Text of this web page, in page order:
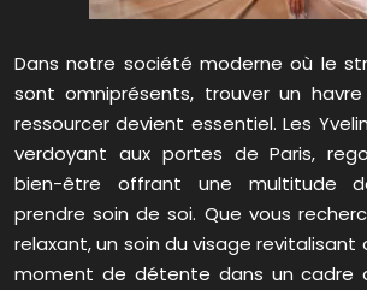
Dans notre société moderne où le
sont omniprésents, trouver un
ressourcer devient essentiel. Les
verdoyant aux portes de Paris,
bien-être offrant une multitude
prendre soin de soi. Que vous
relaxant, un soin du visage revitalisant
moment de détente dans un cadre